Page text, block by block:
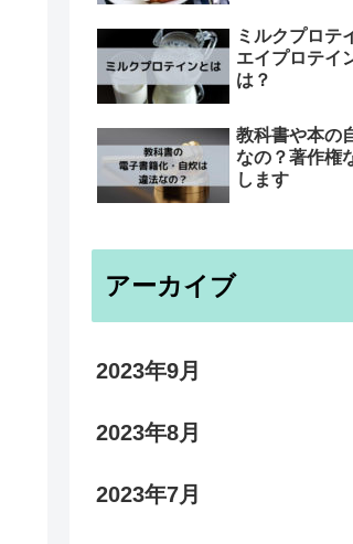
ミルクプロテ
エイプロテイ
は？
教科書や本の
なの？著作権
します
アーカイブ
2023年9月
2023年8月
2023年7月